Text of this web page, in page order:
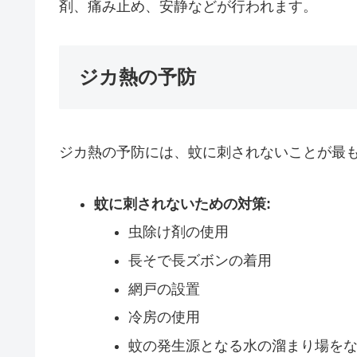
剤、痛み止め、安静などが行われます。
ジカ熱の予防
ジカ熱の予防には、蚊に刺されないことが最
蚊に刺されないための対策:
虫除け剤の使用
長そで長ズボンの着用
網戸の設置
冷房の使用
蚊の発生源となる水の溜まり場を